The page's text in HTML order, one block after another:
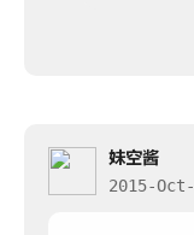
妹空酱
2015-